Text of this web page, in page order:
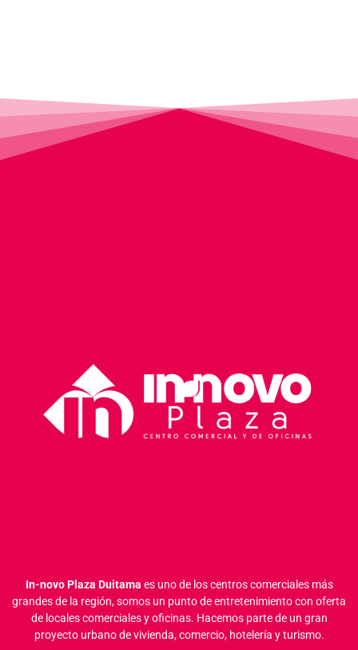
In-novo Plaza Duitama es uno de los centros comerciales más
grandes de la región, somos un punto de entretenimiento con oferta
de locales comerciales y oficinas. Hacemos parte de un gran
proyecto urbano de vivienda, comercio, hotelería y turismo.